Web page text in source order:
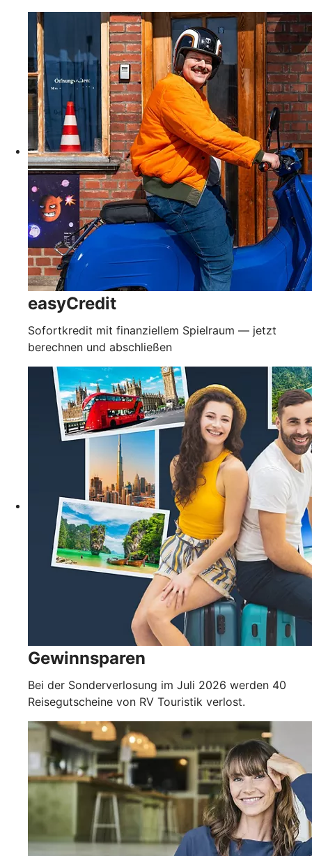
easyCredit
Sofortkredit mit finanziellem Spielraum — jetzt
berechnen und abschließen
Gewinnsparen
Bei der Sonderverlosung im Juli 2026 werden 40
Reisegutscheine von RV Touristik verlost.